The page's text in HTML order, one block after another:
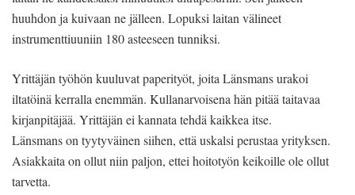
huuhdon ja kuivaan ne jälleen. Lopuksi laitan välineet
instrumenttiuuniin 180 asteeseen tunniksi.
Yrittäjän työhön kuuluvat paperityöt, joita Länsmans urakoi
iltatöinä kerralla enemmän. Kullanarvoisena hän pitää taitavaa
kirjanpitäjää. Yrittäjän ei kannata tehdä kaikkea itse.
Länsmans on tyytyväinen siihen, että uskalsi perustaa yrityksen.
Asiakkaita on ollut niin paljon, ettei hoitotyön keikoille ole ollut
tarvetta.